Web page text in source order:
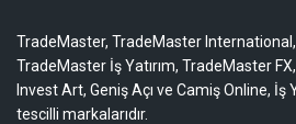
TradeMaster, TradeMaster
TradeMaster İş Yatırım, TradeMaster
Invest Art, Geniş Açı ve Camiş Online, İş
tescilli markalarıdır.